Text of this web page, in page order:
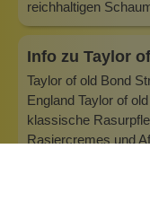
reichhaltigen
Info zu Taylor
Taylor of old Bond
England Taylor of
klassische
Rasiercremes und